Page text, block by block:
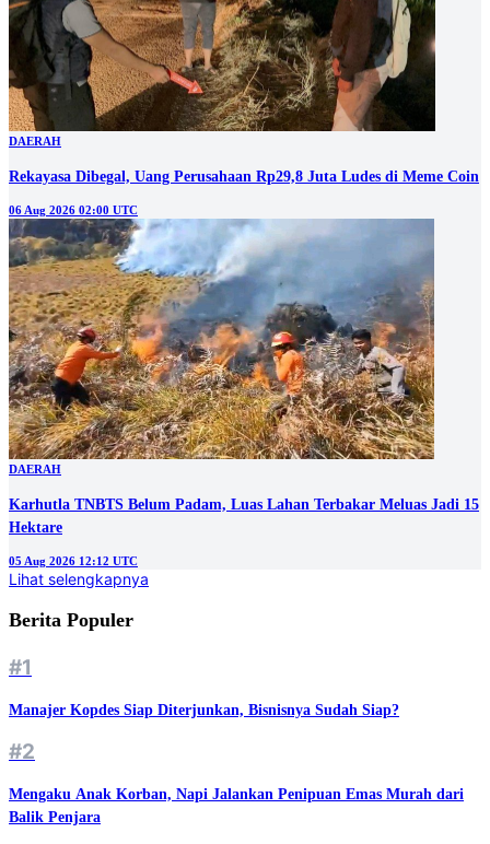
DAERAH
Rekayasa Dibegal, Uang Perusahaan Rp29,8 Juta Ludes di Meme Coin
06 Aug 2026 02:00 UTC
DAERAH
Karhutla TNBTS Belum Padam, Luas Lahan Terbakar Meluas Jadi 15
Hektare
05 Aug 2026 12:12 UTC
Lihat selengkapnya
Berita Populer
#1
Manajer Kopdes Siap Diterjunkan, Bisnisnya Sudah Siap?
#2
Mengaku Anak Korban, Napi Jalankan Penipuan Emas Murah dari
Balik Penjara